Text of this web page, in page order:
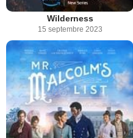
Wilderness
15 septembre 2023